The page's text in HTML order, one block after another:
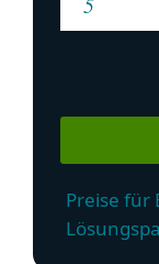
Preise für